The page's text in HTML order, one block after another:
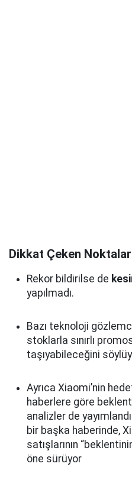
Dikkat Çeken Noktalar
Rekor bildirilse de
yapılmadı.
Bazı teknoloji
stoklarla sınırlı
taşıyabileceğini
Ayrıca Xiaomi’nin
haberlere göre
analizler de
bir başka haberinde,
satışlarının
öne sürüyor